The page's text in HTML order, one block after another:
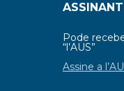
Pode
“l’AUS”
Assine a